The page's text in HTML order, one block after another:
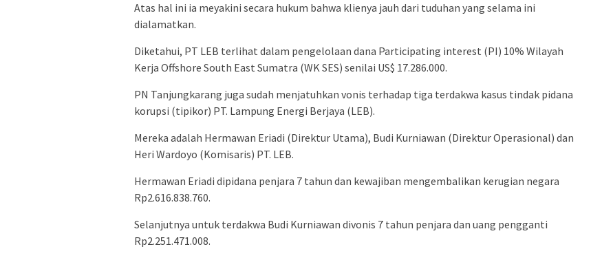
Atas hal ini ia meyakini secara hukum bahwa klienya jauh dari tuduhan yang selama ini
dialamatkan.
Diketahui, PT LEB terlihat dalam pengelolaan dana Participating interest (PI) 10% Wilayah
Kerja Offshore South East Sumatra (WK SES) senilai US$ 17.286.000.
PN Tanjungkarang juga sudah menjatuhkan vonis terhadap tiga terdakwa kasus tindak pidana
korupsi (tipikor) PT. Lampung Energi Berjaya (LEB).
Mereka adalah Hermawan Eriadi (Direktur Utama), Budi Kurniawan (Direktur Operasional) dan
Heri Wardoyo (Komisaris) PT. LEB.
Hermawan Eriadi dipidana penjara 7 tahun dan kewajiban mengembalikan kerugian negara
Rp2.616.838.760.
Selanjutnya untuk terdakwa Budi Kurniawan divonis 7 tahun penjara dan uang pengganti
Rp2.251.471.008.